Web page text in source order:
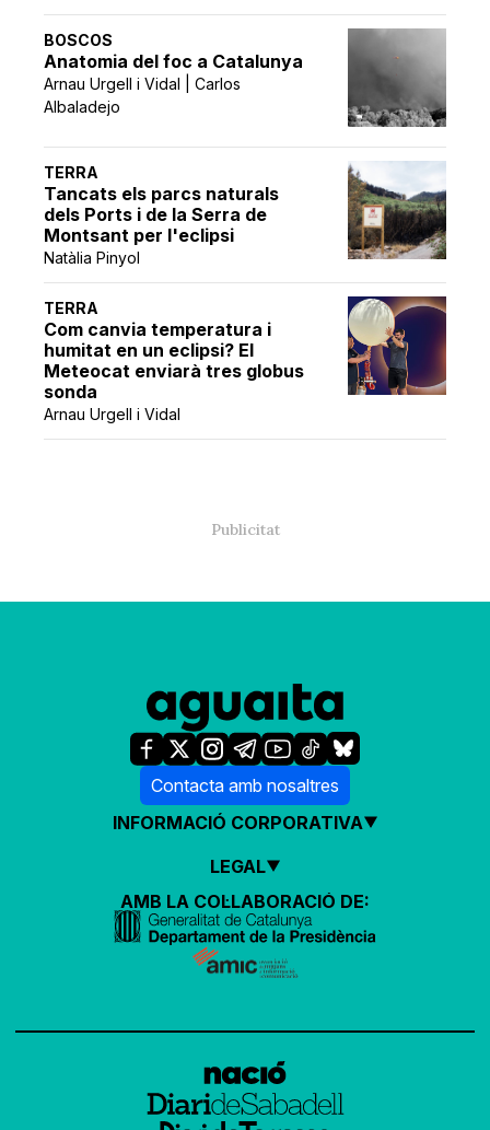
BOSCOS
Anatomia del foc a Catalunya
Arnau Urgell i Vidal | Carlos
Albaladejo
TERRA
Tancats els parcs naturals
dels Ports i de la Serra de
Montsant per l'eclipsi
Natàlia Pinyol
TERRA
Com canvia temperatura i
humitat en un eclipsi? El
Meteocat enviarà tres globus
sonda
Arnau Urgell i Vidal
Contacta amb nosaltres
INFORMACIÓ CORPORATIVA
LEGAL
AMB LA COL·LABORACIÓ DE: